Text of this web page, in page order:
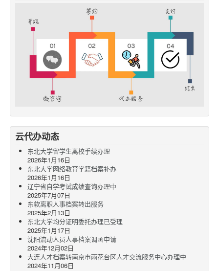
云代办动态
东北大学留学生离校手续办理
2026年1月16日
东北大学网络教育学籍档案补办
2026年1月16日
辽宁省自学考试成绩查询办理中
2025年7月07日
东软离职人事档案转出服务
2025年2月13日
东北大学均分证明委托办理已受理
2025年1月17日
沈阳流动人员人事档案调函申请
2024年12月02日
大连人才档案转南京市雨花台区人才交流服务中心办理中
2024年11月06日